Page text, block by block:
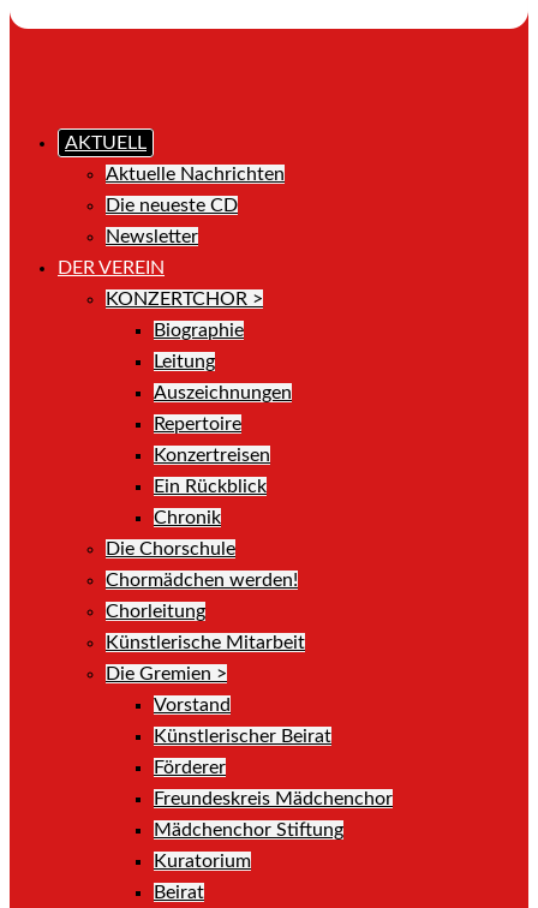
AKTUELL
Aktuelle Nachrichten
Die neueste CD
Newsletter
DER VEREIN
KONZERTCHOR >
Biographie
Leitung
Auszeichnungen
Repertoire
Konzertreisen
Ein Rückblick
Chronik
Die Chorschule
Chormädchen werden!
Chorleitung
Künstlerische Mitarbeit
Die Gremien >
Vorstand
Künstlerischer Beirat
Förderer
Freundeskreis Mädchenchor
Mädchenchor Stiftung
Kuratorium
Beirat